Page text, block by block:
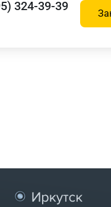
324-39-39